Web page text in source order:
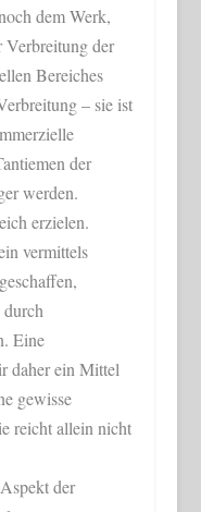
dem Werk,
Verbreitung der
Bereiches
– sie ist
der
werden.
erzielen.
vermittels
durch
Eine
daher ein Mittel
gewisse
reicht allein nicht
der